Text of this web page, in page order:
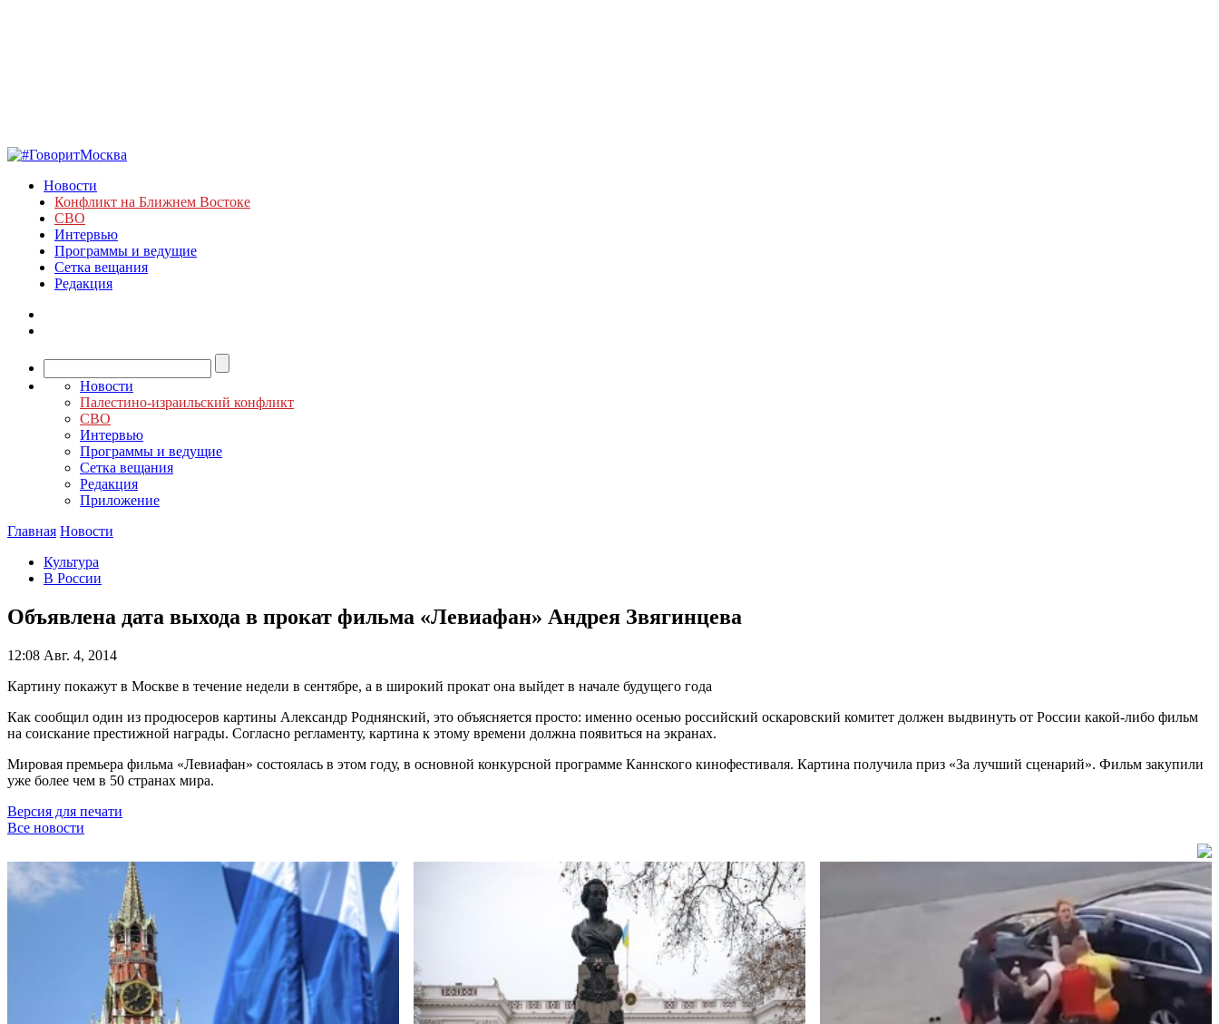
Новости
Конфликт на Ближнем Востоке
СВО
Интервью
Программы и ведущие
Сетка вещания
Редакция
Новости
Палестино-израильский конфликт
СВО
Интервью
Программы и ведущие
Сетка вещания
Редакция
Приложение
Главная Новости
Культура
В России
Объявлена дата выхода в прокат фильма «Левиафан» Андрея Звягинцева
12:08 Авг. 4, 2014
Картину покажут в Москве в течение недели в сентябре, а в широкий прокат она выйдет в начале будущего года
Как сообщил один из продюсеров картины Александр Роднянский, это объясняется просто: именно осенью российский оскаровский комитет должен выдвинуть от России какой-либо фильм
на соискание престижной награды. Согласно регламенту, картина к этому времени должна появиться на экранах.
Мировая премьера фильма «Левиафан» состоялась в этом году, в основной конкурсной программе Каннского кинофестиваля. Картина получила приз «За лучший сценарий». Фильм закупили
уже более чем в 50 странах мира.
Версия для печати
Все новости